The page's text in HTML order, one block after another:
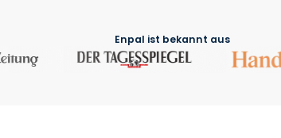
Enpal ist bekannt aus